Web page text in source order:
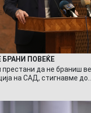
БРАНИ ПОВЕЌЕ
престани да не браниш
на САД, стигнавме